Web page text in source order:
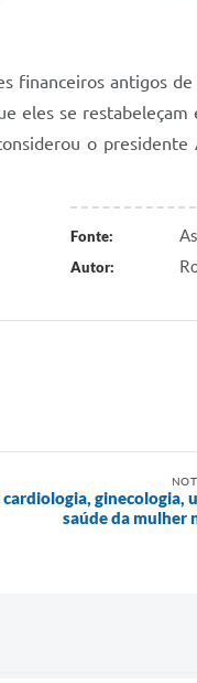
financeiros antigos de
eles se restabeleçam
o presidente
Fonte:
Autor:
ginecologia,
saúde da mulher